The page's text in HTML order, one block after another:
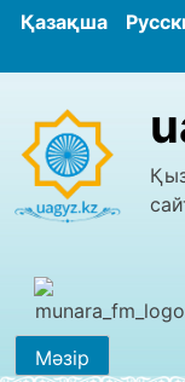
Қазақша
Мәзір